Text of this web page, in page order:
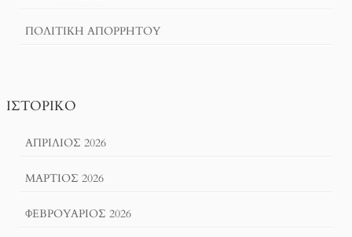
ΠΟΛΙΤΙΚΉ ΑΠΟΡΡΉΤΟΥ
ΙΣΤΟΡΙΚΌ
ΑΠΡΊΛΙΟΣ 2026
ΜΆΡΤΙΟΣ 2026
ΦΕΒΡΟΥΆΡΙΟΣ 2026